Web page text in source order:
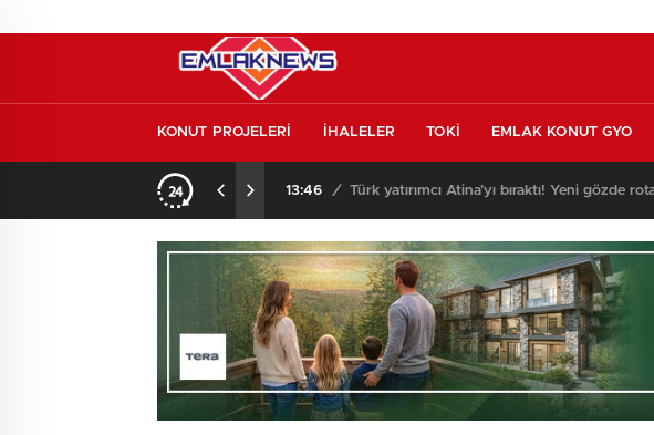
KONUT PROJELERİ İHALELER TOKİ EMLAK KONUT GYO
13:46 / Türk yatırımcı Atina’yı bıraktı! Yeni gözde